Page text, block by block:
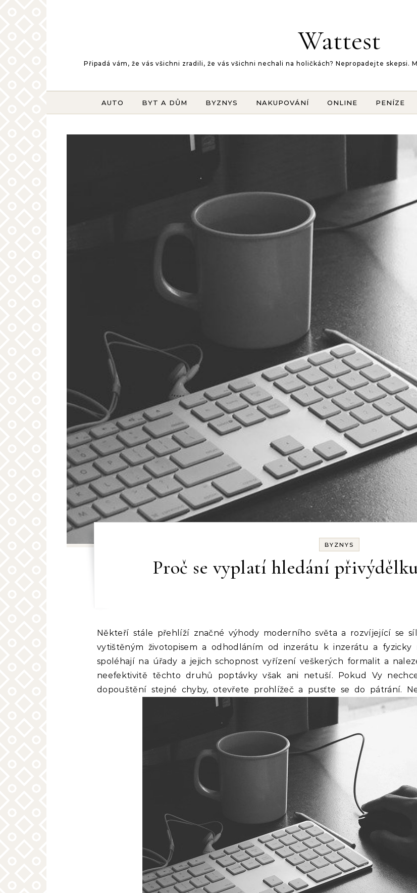
Wattest
Připadá vám, že vás všichni zradili, že vás všichni nechali na holičkách? Nepropadejte skepsi.
AUTO BYT A DŮM BYZNYS NAKUPOVÁNÍ ONLINE PENÍZE
BYZNYS
Proč se vyplatí hledání
Někteří stále přehlíží značné výhody moderního světa a rozvíjející se sílu elektroniky, a tak spěchají se svým
vytištěným životopisem a odhodláním od inzerátu k inzerátu a fyzicky
spoléhají na úřady a jejich schopnost vyřízení veškerých formalit a
neefektivitě těchto druhů poptávky však ani netuší. Pokud Vy
dopouštění stejné chyby, otevřete prohlížeč a pusťte se do pátrání.